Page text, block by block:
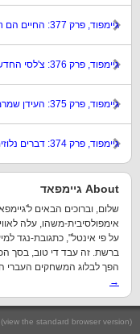
גיימפוד, פרק 377: החיים הם Iron Man
גיימפוד, פרק 376: צ'לסי החדשה ביורק החדשה
גיימפוד, פרק 375: העידן שמרמה (סיכום שנת 2025)
גיימפוד, פרק 374: דברים נלוזים
About גיימפאד
אימפולסיבית-משהו, עלה
על פי אינטל", כתגובת-נגד
ברשת. זה עבד די טוב, בסך
הפך לבלוג המשחקים העברי
→
(view the standard browser version)